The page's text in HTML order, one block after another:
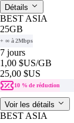
Détails
BEST ASIA
25GB
+ ∞ à 2Mbps
7 jours
1,00 $US/GB
25,00 $US
10 % de réduction
Voir les détails
BEST ASIA